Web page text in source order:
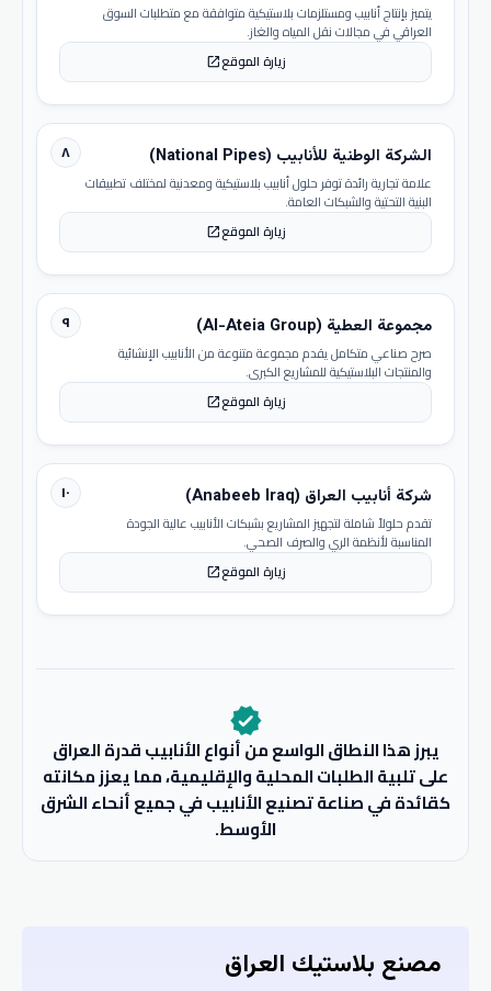
يتميز بإنتاج أنابيب ومستلزمات بلاستيكية متوافقة مع متطلبات السوق
العراقي في مجالات نقل المياه والغاز.
زيارة الموقعopen_in_new
٨ الشركة الوطنية للأنابيب (National Pipes)
علامة تجارية رائدة توفر حلول أنابيب بلاستيكية ومعدنية لمختلف تطبيقات
البنية التحتية والشبكات العامة.
زيارة الموقعopen_in_new
٩ مجموعة العطية (Al-Ateia Group)
صرح صناعي متكامل يقدم مجموعة متنوعة من الأنابيب الإنشائية
والمنتجات البلاستيكية للمشاريع الكبرى.
زيارة الموقعopen_in_new
١٠ شركة أنابيب العراق (Anabeeb Iraq)
تقدم حلولاً شاملة لتجهيز المشاريع بشبكات الأنابيب عالية الجودة
المناسبة لأنظمة الري والصرف الصحي.
زيارة الموقعopen_in_new
verified
يبرز هذا النطاق الواسع من أنواع الأنابيب قدرة العراق
على تلبية الطلبات المحلية والإقليمية، مما يعزز مكانته
كقائدة في صناعة تصنيع الأنابيب في جميع أنحاء الشرق
الأوسط.
مصنع بلاستيك العراق